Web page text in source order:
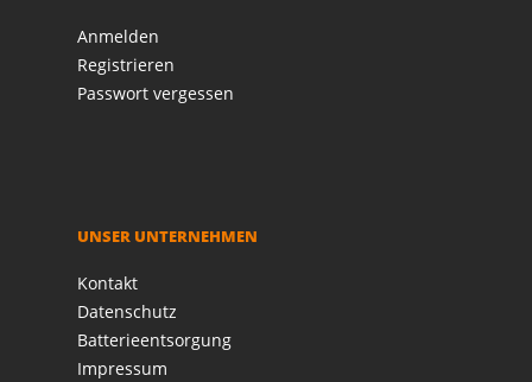
Anmelden
Registrieren
Passwort vergessen
UNSER UNTERNEHMEN
Kontakt
Datenschutz
Batterieentsorgung
Impressum